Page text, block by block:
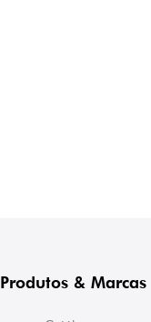
Produtos & Marcas